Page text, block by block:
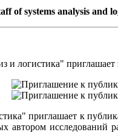
of systems analysis and
логистика"
приглашает к
исследований